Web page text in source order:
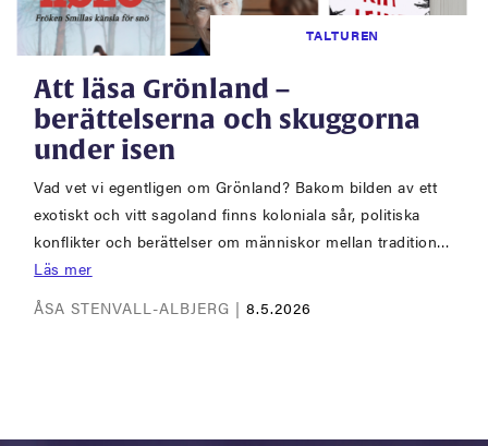
TALTUREN
Att läsa Grönland –
berättelserna och skuggorna
under isen
Vad vet vi egentligen om Grönland? Bakom bilden av ett
exotiskt och vitt sagoland finns koloniala sår, politiska
konflikter och berättelser om människor mellan tradition…
Läs mer
ÅSA STENVALL-ALBJERG |8.5.2026